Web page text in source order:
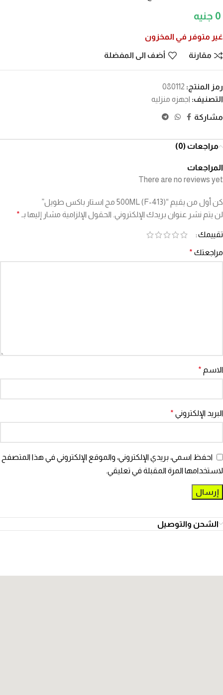
0
غير متوفر في المخزون
مقارنة أضف الى المفضلة
رمز المنتج: 080112
التصنيف: اجهزه منزليه
مشاركة
مراجعات (0)
المراجعات
There are no reviews yet
كن أول من يقيم “(F-413) 500ML مج استار باكس طويل”
لن يتم نشر عنوان بريدك الإلكتروني. الحقول الإلزامية مشار إليها بـ *
تقييمك
مراجعتك *
الاسم *
البريد الإلكتروني *
احفظ اسمي، بريدي الإلكتروني، والموقع الإلكتروني في هذا المتصفح
لاستخدامها المرة المقبلة في تعليقي.
الشحن والتوصيل